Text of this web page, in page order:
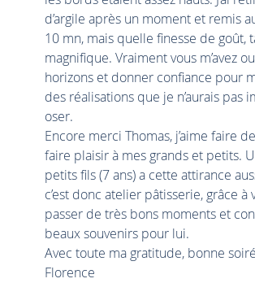
d’argile après un moment et remis
10 mn, mais quelle finesse de goût,
magnifique. Vraiment vous m’avez
horizons et donner confiance pour
des réalisations que je n’aurais pas
oser.
Encore merci Thomas, j’aime faire
faire plaisir à mes grands et petits.
petits fils (7 ans) a cette attirance
c’est donc atelier pâtisserie, grâce à
passer de très bons moments et
beaux souvenirs pour lui.
Avec toute ma gratitude, bonne
Florence